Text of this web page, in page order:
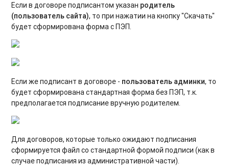
Если в договоре подписантом указан родитель
(пользователь сайта), то при нажатии на кнопку "Скачать"
будет сформирована форма с ПЭП.
Если же подписант в договоре - пользователь админки, то
будет сформирована стандартная форма без ПЭП, т.к.
предполагается подписание вручную родителем.
Для договоров, которые только ожидают подписания
сформируется файл со стандартной формой подписи (как в
случае подписания из административной части).